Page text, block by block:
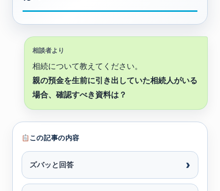
相談者より
相続について教えてください。
親の預金を生前に引き出していた相続人がいる
場合、確認すべき資料は？
この記事の内容
ズバッと回答